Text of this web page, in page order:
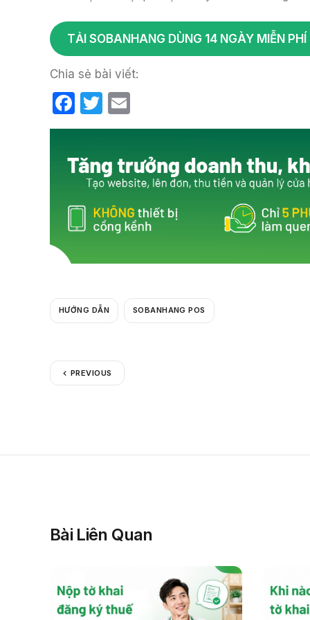
TẢI SOBANHANG DÙNG 14 NGÀY MIỄN
Chia sẻ bài viết:
F
a
e
o
o
k
T
w
er
m
HƯỚNG DẪN SOBANHANG POS
PREVIOUS
Bài Liên Quan